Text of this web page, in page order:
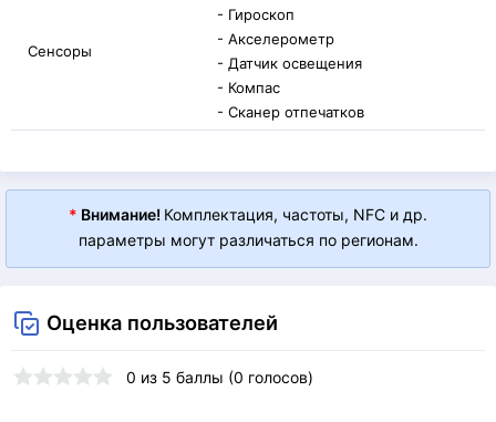
Сенсоры
- Гироскоп
- Акселерометр
- Датчик освещения
- Компас
- Сканер отпечатков
* Внимание! Комплектация, частоты, NFC и др.
параметры могут различаться по регионам.
Оценка пользователей
0 из 5 баллы (0 голосов)